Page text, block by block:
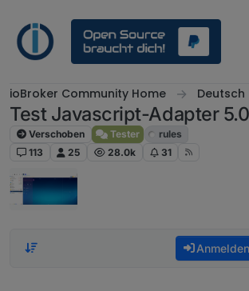
ioBroker Community Home Deutsch
Test Javascript-Adapter
Verschoben Tester
rules
113
25 28.0k 31